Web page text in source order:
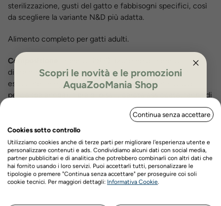
sterilizzazione, gusti del gatto e fabbisogni specifici, così
da scegliere la variante N&D più adatta.
Alimento completo per gatti adulti.
Composizione:
disidratate (26%), patata dolce, grasso di pollo, uova
essiccate, aringa, proteina di aringa disidratata, olio di
pesce (da aringa), fibra di piselli, carote essiccate, farina di
erba medica, inulina, fruttoligosaccaridi, estratto di lievito
(fonte di manno-oligo-saccaridi), mirtillo essiccato (0.5%),
arancia dolce essiccata, mela essiccata, melagrano
essiccato, spinaci essiccati, bucce e semi di psillio(0.3%),
cloruro di sodio, lievito di birra essiccato, curcuma (0.2%),
estratto di aloe vera.
Additivi-additivi nutrizionali:Additivi nutrizionali: Vitamina
Scopri le novità e le promozioni
AquaZooMania Shop
ISCRIVITI PER OTTENERE IL 5%
DI SCONTO
Nome Cognome
Continua senza accettare
Cookies sotto controllo
Utilizziamo cookies anche di terze parti per migliorare l'esperienza utente e
personalizzare contenuti e ads. Condividiamo alcuni dati con social media,
partner pubblicitari e di analitica che potrebbero combinarli con altri dati che
hai fornito usando i loro servizi. Puoi accettarli tutti, personalizzare le
tipologie o premere "Continua senza accettare" per proseguire coi soli
cookie tecnici. Per maggiori dettagli: Informativa Cookie.